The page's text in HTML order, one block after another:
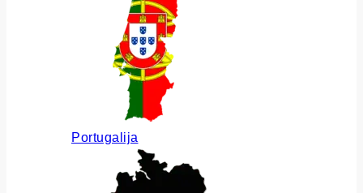
Portugalija